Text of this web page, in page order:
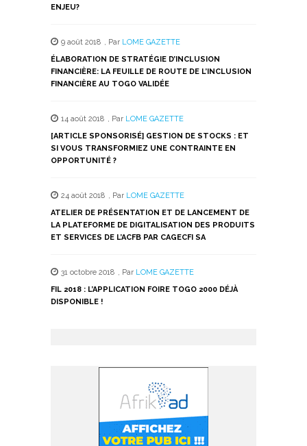
ENJEU?
9 août 2018 , Par LOME GAZETTE
ÉLABORATION DE STRATÉGIE D’INCLUSION
FINANCIÈRE: LA FEUILLE DE ROUTE DE L’INCLUSION
FINANCIÈRE AU TOGO VALIDÉE
14 août 2018 , Par LOME GAZETTE
[ARTICLE SPONSORISÉ] GESTION DE STOCKS : ET
SI VOUS TRANSFORMIEZ UNE CONTRAINTE EN
OPPORTUNITÉ ?
24 août 2018 , Par LOME GAZETTE
ATELIER DE PRÉSENTATION ET DE LANCEMENT DE
LA PLATEFORME DE DIGITALISATION DES PRODUITS
ET SERVICES DE L’ACFB PAR CAGECFI SA
31 octobre 2018 , Par LOME GAZETTE
FIL 2018 : L’APPLICATION FOIRE TOGO 2000 DÉJÀ
DISPONIBLE !